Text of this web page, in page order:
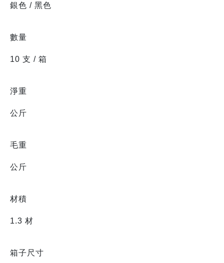
銀色 / 黑色
數量
10 支 / 箱
淨重
公斤
毛重
公斤
材積
1.3 材
箱子尺寸